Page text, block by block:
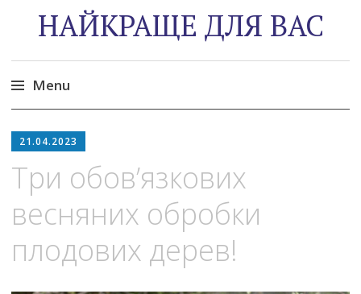
НАЙКРАЩЕ ДЛЯ ВАС
Menu
to
21.04.2023
Три обов’язкових
весняних обробки
плодових дерев!